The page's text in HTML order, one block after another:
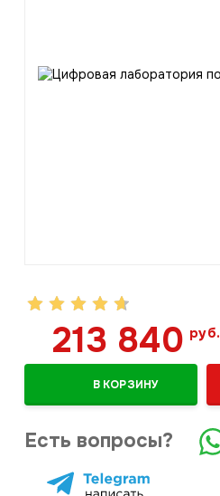
213 840руб.
В КОРЗИНУ
Есть вопросы?